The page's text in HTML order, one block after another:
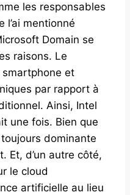
les responsables
l’ai mentionné
Domain se
raisons. Le
et
par rapport à
Ainsi, Intel
une fois. Bien que
dominante
Et, d’un autre côté,
le cloud
artificielle au lieu